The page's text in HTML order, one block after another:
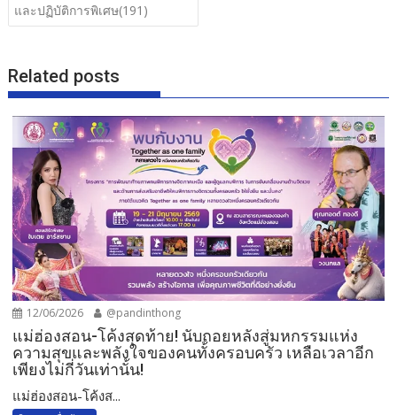
และปฏิบัติการพิเศษ(191)
Related posts
12/06/2026 @pandinthong
แม่ฮ่องสอน-โค้งสุดท้าย! นับถอยหลังสู่มหกรรมแห่ง
ความสุขและพลังใจของคนทั้งครอบครัว เหลือเวลาอีก
เพียงไม่กี่วันเท่านั้น!
แม่ฮ่องสอน-โค้งส...